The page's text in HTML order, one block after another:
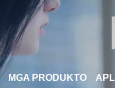
MGA PRODUKTO